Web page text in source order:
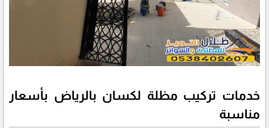
خدمات تركيب مظلة لكسان بالرياض بأسعار
مناسبة